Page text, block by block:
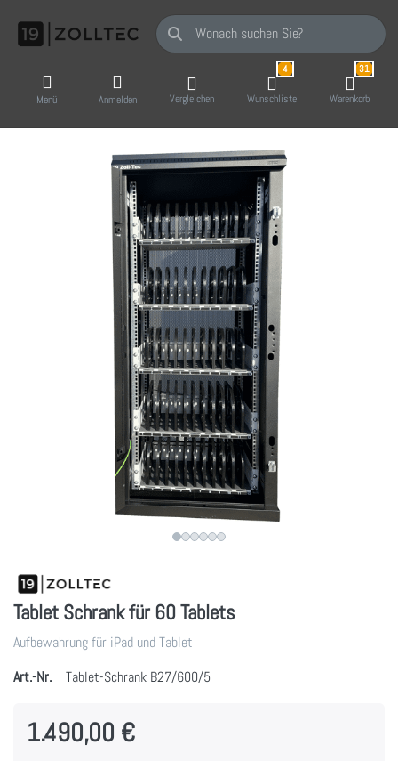
Geben Sie einen Suchbegriff ein. Während
Menü Anmelden Vergleichen
4
Wunschliste
31
Warenkorb
Tablet Schrank für 60 Tablets
Aufbewahrung für iPad und Tablet
Art.-Nr.
Tablet-Schrank B27/600/5
1.490,00 €